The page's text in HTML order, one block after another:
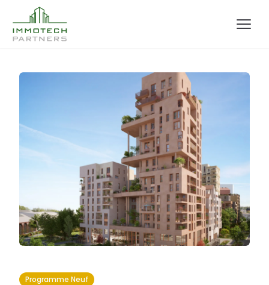
Programme Neuf